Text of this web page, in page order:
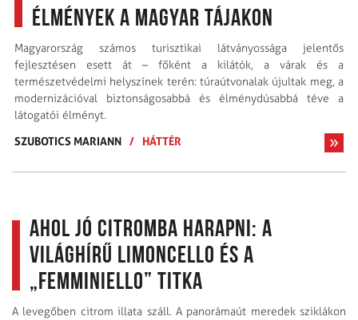
élmények a magyar tájakon
Magyarország számos turisztikai látványossága jelentős
fejlesztésen esett át – főként a kilátók, a várak és a
természetvédelmi helyszínek terén: túraútvonalak újultak meg, a
modernizációval biztonságosabbá és élménydúsabbá téve a
látogatói élményt.
SZUBOTICS MARIANN / HÁTTÉR
Ahol jó citromba harapni: A
világhírű Limoncello és a
„Femminiello” titka
A levegőben citrom illata száll. A panorámaút meredek sziklákon